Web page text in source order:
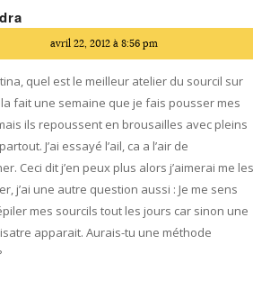
avril 22, 2012 à 8:56 pm
quel est le meilleur atelier du sourcil sur
fait une semaine que je fais pousser mes
ils repoussent en brousailles avec pleins
J’ai essayé l’ail, ca a l’air de
Ceci dit j’en peux plus alors j’aimerai me
j’ai une autre question aussi : Je me sens
mes sourcils tout les jours car sinon une
apparait. Aurais-tu une méthode